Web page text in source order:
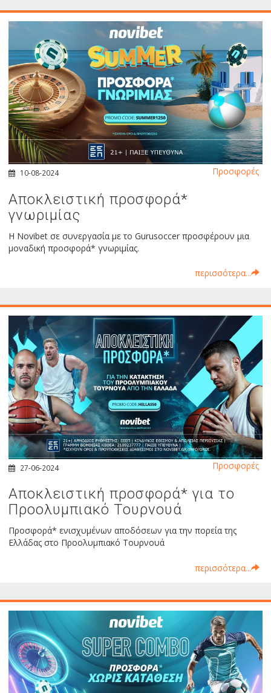
10-08-2024
Αποκλειστική προσφορά*
γνωριμίας
Η Novibet σε συνεργασία με το Gurusoccer προσφέρουν μια
μοναδική προσφορά* γνωριμίας.
περισσότερα...
Προσφορές
27-06-2024
Αποκλειστική προσφορά* για το
Προολυμπιακό Τουρνουά
Προσφορά* ενισχυμένων αποδόσεων για την πορεία της
Ελλάδας στο Προολυμπιακό Τουρνουά
περισσότερα...
Προσφορές